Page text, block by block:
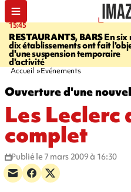
15:45
RESTAURANTS, BARSEn six
dix établissements ont fait
d'une suspension temporaire
d'activité
Accueil Evénements
Ouverture d'une
Les
complet
Publié le 7 mars 2009 à 16:30